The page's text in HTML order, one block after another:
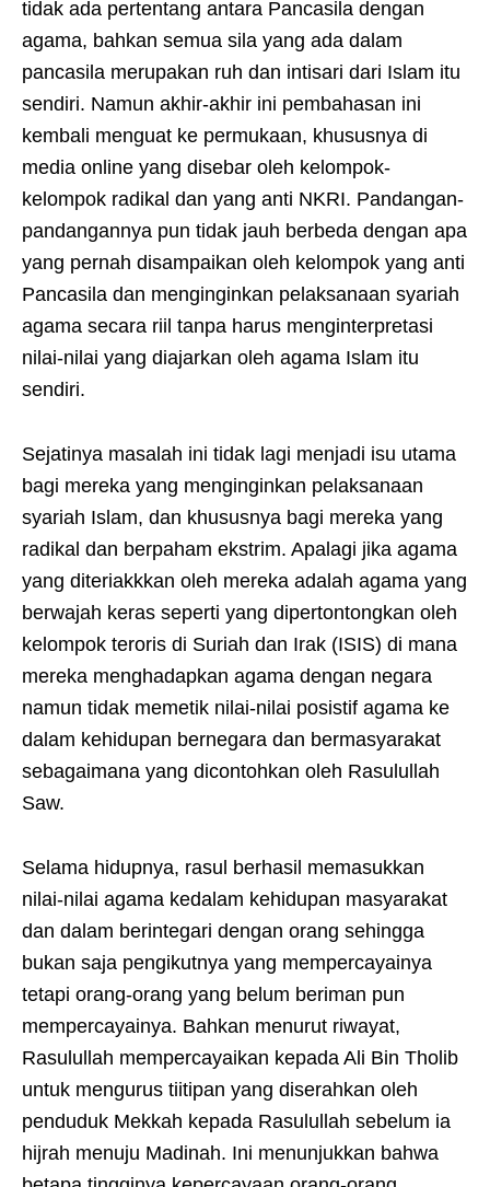
tidak ada pertentang antara Pancasila dengan
agama, bahkan semua sila yang ada dalam
pancasila merupakan ruh dan intisari dari Islam itu
sendiri. Namun akhir-akhir ini pembahasan ini
kembali menguat ke permukaan, khususnya di
media online yang disebar oleh kelompok-
kelompok radikal dan yang anti NKRI. Pandangan-
pandangannya pun tidak jauh berbeda dengan apa
yang pernah disampaikan oleh kelompok yang anti
Pancasila dan menginginkan pelaksanaan syariah
agama secara riil tanpa harus menginterpretasi
nilai-nilai yang diajarkan oleh agama Islam itu
sendiri.
Sejatinya masalah ini tidak lagi menjadi isu utama
bagi mereka yang menginginkan pelaksanaan
syariah Islam, dan khususnya bagi mereka yang
radikal dan berpaham ekstrim. Apalagi jika agama
yang diteriakkkan oleh mereka adalah agama yang
berwajah keras seperti yang dipertontongkan oleh
kelompok teroris di Suriah dan Irak (ISIS) di mana
mereka menghadapkan agama dengan negara
namun tidak memetik nilai-nilai posistif agama ke
dalam kehidupan bernegara dan bermasyarakat
sebagaimana yang dicontohkan oleh Rasulullah
Saw.
Selama hidupnya, rasul berhasil memasukkan
nilai-nilai agama kedalam kehidupan masyarakat
dan dalam berintegari dengan orang sehingga
bukan saja pengikutnya yang mempercayainya
tetapi orang-orang yang belum beriman pun
mempercayainya. Bahkan menurut riwayat,
Rasulullah mempercayaikan kepada Ali Bin Tholib
untuk mengurus tiitipan yang diserahkan oleh
penduduk Mekkah kepada Rasulullah sebelum ia
hijrah menuju Madinah. Ini menunjukkan bahwa